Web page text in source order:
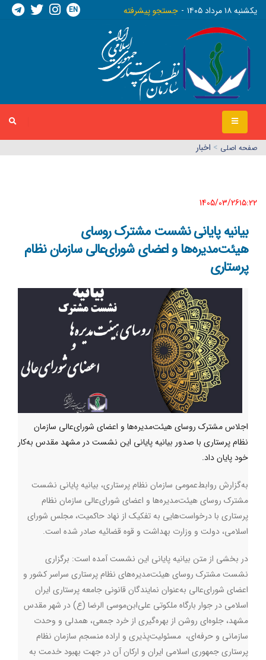
يکشنبه ١٨ مرداد ١٤٠٥ جستجو پیشرفته EN
صفحه اصلي > اخبار
1405/03/26١٥:٢٢
بیانیه پایانی نشست مشترک روسای
هیئت‌مدیره‌ها و اعضای شورای‌عالی سازمان نظام
پرستاری
اجلاس مشترک روسای هیئت‌مدیره‌ها و اعضای شورای‌عالی سازمان
نظام پرستاری با صدور بیانیه پایانی این نشست در مشهد مقدس به‌کار
خود پایان داد.
به‌گزارش روابط‌عمومی سازمان نظام پرستاری، بیانیه پایانی نشست
مشترک روسای هیئت‌مدیره‌ها و اعضای شورای‌عالی سازمان نظام
پرستاری با درخواست‌هایی به تفکیک از نهاد حاکمیت، مجلس شورای
اسلامی، دولت و وزارت بهداشت و قوه قضائیه صادر شده است.
در بخشی از متن بیانیه پایانی این نشست آمده است: برگزاری
نشست مشترک روسای هیئت‌مدیره‌های‌ نظام پرستاری سراسر کشور و
اعضای شورای‌عالی به‌عنوان نمایندگان قانونی جامعه پرستاری ایران
اسلامی در جوار بارگاه ملکوتی علی‌ابن‌موسی الرضا (ع) در شهر مقدس
مشهد، جلوه‌ای روشن از بهره‌گیری از خرد جمعی، همدلی و وحدت
سازمانی و حرفه‌ای، مسئولیت‌پذیری و اراده منسجم سازمان نظام
پرستاری جمهوری اسلامی ایران و ارکان آن در جهت بهبود خدمت به